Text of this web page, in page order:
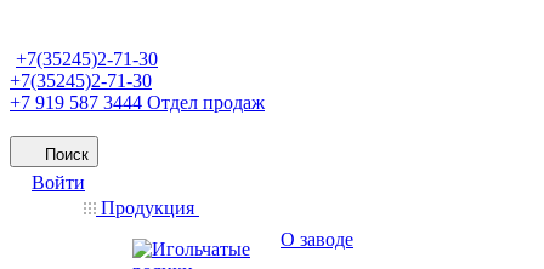
+7(35245)2-71-30
+7(35245)2-71-30
+7 919 587 3444 Отдел продаж
Поиск
Войти
Продукция
О заводе